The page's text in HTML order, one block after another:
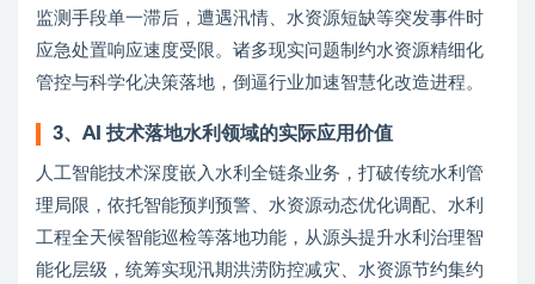
监测手段单一滞后，遭遇汛情、水资源短缺等突发事件时
应急处置响应速度受限。诸多现实问题制约水资源精细化
管控与科学化决策落地，倒逼行业加速智慧化改造进程。
3、AI 技术落地水利领域的实际应用价值
人工智能技术深度嵌入水利全链条业务，打破传统水利管
理局限，依托智能预判预警、水资源动态优化调配、水利
工程全天候智能巡检等落地功能，从源头提升水利治理智
能化层级，统筹实现汛期洪涝防控减灾、水资源节约集约